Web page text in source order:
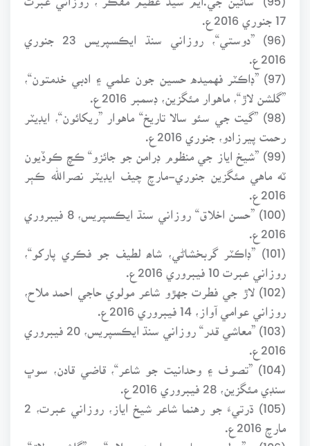
17 جنوري 2016ع.
2016ع.
(97) ”ڊاڪٽر فهميده حسين جون علمي ۽ ادبي خدمتون“،
”گلشن لاڙ“، ماهوار مئگزين، ڊسمبر 2016ع.
(98) ”گيت جي سئو سالا تاريخ“ ماهوار ”ريکائون“، ايڊيٽر
رحمت پيرزادو، جنوري 2016ع.
(99) ”شيخ اياز جي منظوم ڊرامن جو جائزو“ ڪچ ڪوڏيون
ٽه ماهي مئگزين جنوري-مارچ چيف ايڊيٽر نصرالله ڪٻر
2016ع.
(100) ”حسن اخلاق“ روزاني سنڌ ايڪسپريس، 8 فيبروري
2016ع.
(101) ”ڊاڪٽر گربخشاڻي، شاھ لطيف جو فڪري پارکو“،
روزاني عبرت 10 فيبروري 2016ع.
(102) لاڙ جي فطرت جهڙو شاعر مولوي حاجي احمد ملاح،
روزاني عوامي آواز، 14 فيبروري 2016ع.
(103) ”معاشي قدر“ روزاني سنڌ ايڪسپريس، 20 فيبروري
2016ع.
(104) ”تصوف ۽ وحدانيت جو شاعر“، قاضي قادن، سوڀ
سنڊي مئگزين، 28 فيبروري 2016ع.
(105) ڌرتيءَ جو رهنما شاعر شيخ اياز، روزاني عبرت، 2
مارچ 2016ع.
(106) ”مولوي حاجي احمد ملاح“، ”گلشن لاڙ“،